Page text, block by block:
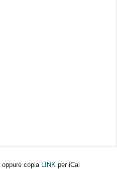
oppure copia LINK per iCal